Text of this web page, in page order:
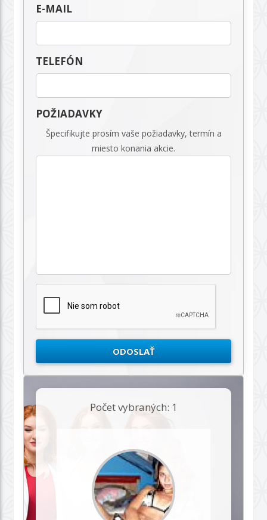
E-MAIL
TELEFÓN
POŽIADAVKY
Špecifikujte prosím vaše požiadavky, termín a
miesto konania akcie.
Počet vybraných: 1